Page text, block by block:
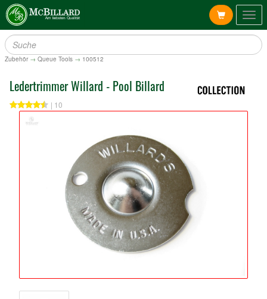
Zubehör → Queue Tools → 100512
Ledertrimmer Willard - Pool Billard
| 10